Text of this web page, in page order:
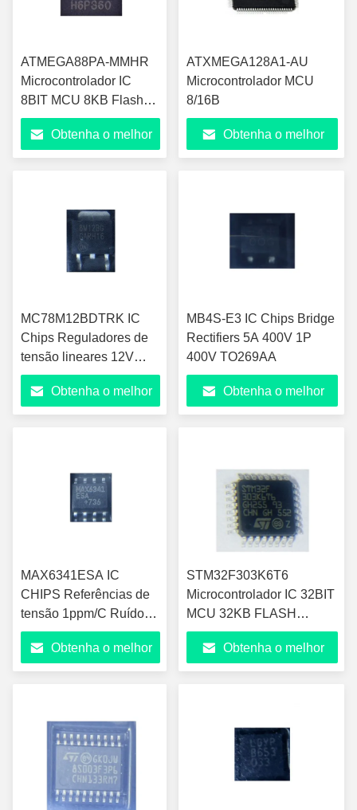
ATMEGA88PA-MMHR
Microcontrolador IC
8BIT MCU 8KB Flash
28VQFN
Obtenha o melhor
ATXMEGA128A1-AU
Microcontrolador MCU
8/16B
Obtenha o melhor
MC78M12BDTRK IC
Chips Reguladores de
tensão lineares 12V
500mA Positivo
Obtenha o melhor
MB4S-E3 IC Chips Bridge
Rectifiers 5A 400V 1P
400V TO269AA
Obtenha o melhor
MAX6341ESA IC
CHIPS Referências de
tensão 1ppm/C Ruído
baixo 8SOIC
Obtenha o melhor
STM32F303K6T6
Microcontrolador IC 32BIT
MCU 32KB FLASH
32LQFP
Obtenha o melhor